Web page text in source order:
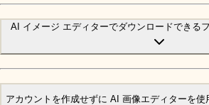
AI イメージ エディターでダウンロードできる
アカウントを作成せずに AI 画像エディターを使